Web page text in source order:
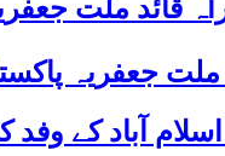
قائد ملت
اسلام آباد کے